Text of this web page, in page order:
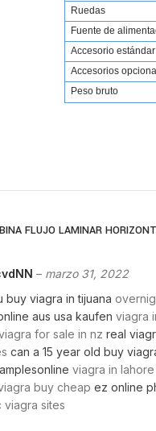
Ruedas
Fuente de
Accesorio estándar
Accesorios opcional
Peso bruto
FLUJO LAMINAR
– marzo 31, 2022
buy viagra in tijuana
aus usa kaufen viagra
for sale in nz real
can a 15 year old buy
viagra in lahore
buy cheap ez online
viagra sites